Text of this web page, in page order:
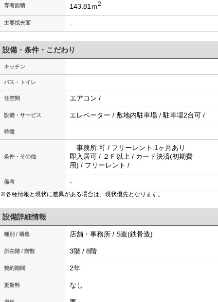
専有面積 143.81ｍ2
主要採光面 -
設備・条件・こだわり
キッチン
バス・トイレ
住空間 エアコン /
設備・サービス エレベーター / 敷地内駐車場 / 駐車場2台可 /
特徴
条件・その他
事務所:可 / フリーレント:1ヶ月あり
即入居可 / ２Ｆ以上 / カード決済(初期費
用) / フリーレント /
備考 -
※各種情報と現状に差異がある場合は、現状優先となります。
設備詳細情報
種別 / 構造 店舗・事務所 / S造(鉄骨造)
所在階 / 階数 3階 / 8階
契約期間 2年
更新料 なし